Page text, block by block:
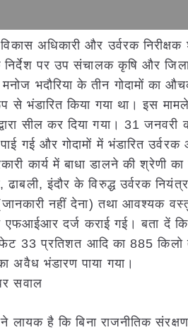
अधिकारी और उर्वरक
निर्देश पर उप संचालक कृषि और
भदौरिया के तीन गोदामों का
भंडारित किया गया था। इस
सील कर दिया गया। 31
पाई गई और गोदामों में भंडारित
कार्य में बाधा डालने की श्रेणी
ढाबली, इंदौर के विरुद्ध उर्वरक
नहीं देना) तथा आवश्यक
एफआईआर दर्ज कराई गई। बता दें
33 प्रतिशत आदि का 885 किलो
अवैध भंडारण पाया गया।
सवाल
लायक है कि बिना राजनीतिक